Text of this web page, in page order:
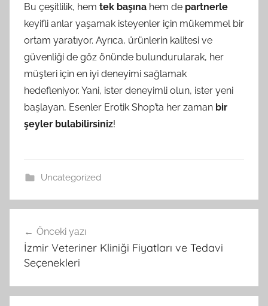
Bu çeşitlilik, hem tek başına hem de partnerle
keyifli anlar yaşamak isteyenler için mükemmel bir
ortam yaratıyor. Ayrıca, ürünlerin kalitesi ve
güvenliği de göz önünde bulundurularak, her
müşteri için en iyi deneyimi sağlamak
hedefleniyor. Yani, ister deneyimli olun, ister yeni
başlayan, Esenler Erotik Shop’ta her zaman bir
şeyler bulabilirsiniz!
Uncategorized
gezinmesi
Önceki yazı
İzmir Veteriner Kliniği Fiyatları ve Tedavi
Seçenekleri